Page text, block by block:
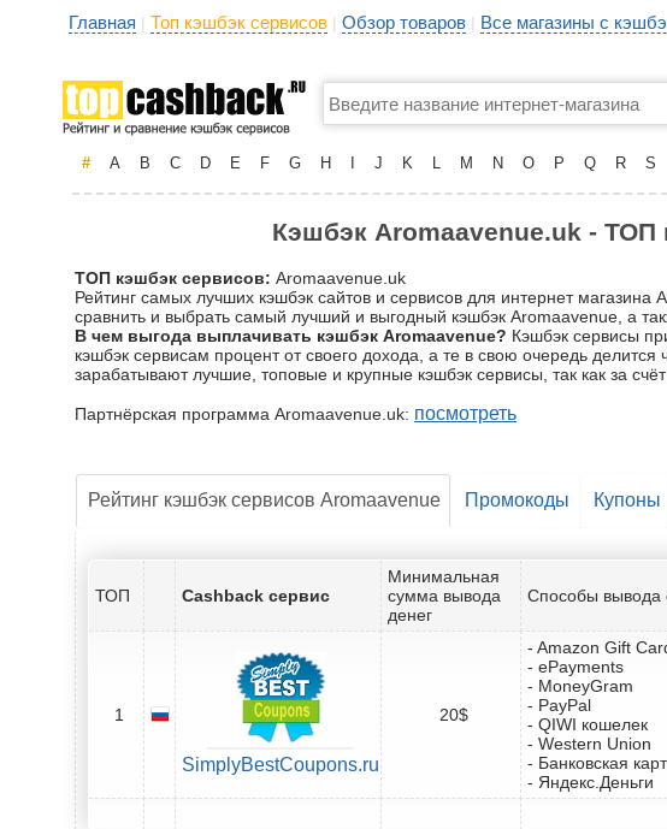
Главная | Топ кэшбэк сервисов | Обзор товаров | Все магазины с
# A B C D E F G H J K L M N O P Q R S
Кэшбэк Aromaavenue.uk - ТОП
ТОП кэшбэк сервисов: Aromaavenue.uk
Рейтинг самых лучших кэшбэк сайтов и сервисов для интернет
сравнить и выбрать самый лучший и выгодный кэшбэк Aromaavenue, а
В чем выгода выплачивать кэшбэк Aromaavenue? Кэшбэк сервисы
кэшбэк сервисам процент от своего дохода, а те в свою очередь
зарабатывают лучшие, топовые и крупные кэшбэк сервисы, так как за
Партнёрская программа Aromaavenue.uk: посмотреть
Рейтинг кэшбэк сервисов Aromaavenue Промокоды Купоны
ТОП Cashback сервис
Минимальная
сумма вывода
денег
Способы вывода
1
SimplyBestCoupons.ru
20$
- Amazon Gift
- ePayments
- MoneyGram
- PayPal
- QIWI кошелек
- Western Union
- Банковская
- Яндекс.Деньги